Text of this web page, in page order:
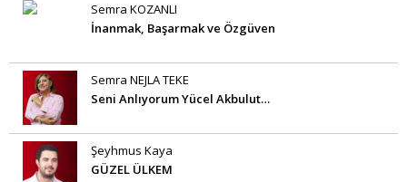
Semra KOZANLI
İnanmak, Başarmak ve Özgüven
Semra NEJLA TEKE
Seni Anlıyorum Yücel Akbulut…
Şeyhmus Kaya
GÜZEL ÜLKEM